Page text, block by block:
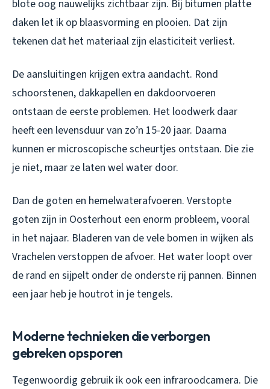
blote oog nauwelijks zichtbaar zijn. Bij bitumen platte
daken let ik op blaasvorming en plooien. Dat zijn
tekenen dat het materiaal zijn elasticiteit verliest.
De aansluitingen krijgen extra aandacht. Rond
schoorstenen, dakkapellen en dakdoorvoeren
ontstaan de eerste problemen. Het loodwerk daar
heeft een levensduur van zo’n 15-20 jaar. Daarna
kunnen er microscopische scheurtjes ontstaan. Die zie
je niet, maar ze laten wel water door.
Dan de goten en hemelwaterafvoeren. Verstopte
goten zijn in Oosterhout een enorm probleem, vooral
in het najaar. Bladeren van de vele bomen in wijken als
Vrachelen verstoppen de afvoer. Het water loopt over
de rand en sijpelt onder de onderste rij pannen. Binnen
een jaar heb je houtrot in je tengels.
Moderne technieken die verborgen
gebreken opsporen
Tegenwoordig gebruik ik ook een infraroodcamera. Die